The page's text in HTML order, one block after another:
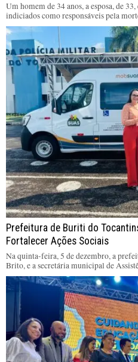
Um homem de 34 anos, a esposa, de
indiciados como responsáveis pela
Prefeitura de Buriti do
Fortalecer Ações Sociais
Na quinta-feira, 5 de dezembro, a
Brito, e a secretária municipal de